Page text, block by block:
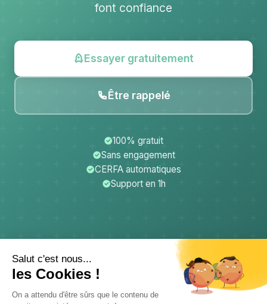
font confiance
Essayer gratuitement
Être rappelé
100% gratuit
Sans engagement
CERFA automatiques
Support en 1h
CerfApp